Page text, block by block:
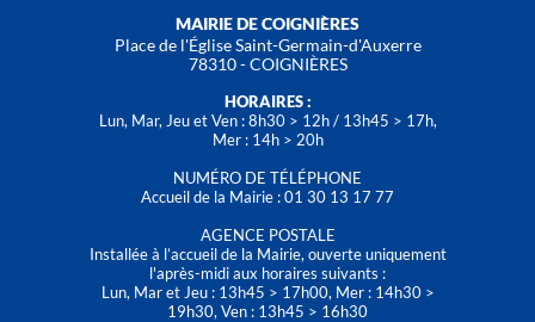
MAIRIE DE COIGNIÈRES
Place de l'Église Saint-Germain-d'Auxerre
78310 - COIGNIÈRES
HORAIRES :
Lun, Mar, Jeu et Ven : 8h30 > 12h / 13h45 > 17h,
Mer : 14h > 20h
NUMÉRO DE TÉLÉPHONE
Accueil de la Mairie : 01 30 13 17 77
AGENCE POSTALE
Installée à l’accueil de la Mairie, ouverte uniquement
l'après-midi aux horaires suivants :
Lun, Mar et Jeu : 13h45 > 17h00, Mer : 14h30 >
19h30, Ven : 13h45 > 16h30